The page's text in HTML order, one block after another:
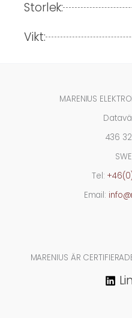
Storlek:
Vikt:
MARENIUS
436
Tel:
Email:
MARENIUS ÄR